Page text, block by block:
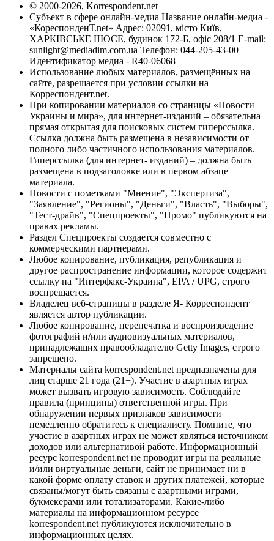
© 2000-2026, Korrespondent.net
Субъект в сфере онлайн-медиа Название онлайн-медиа -
«КореспонденТ.net» Адрес: 02091, місто Київ,
ХАРКІВСЬКЕ ШОСЕ, будинок 172-Б, офіс 208/1 E-mail:
sunlight@mediadim.com.ua Телефон: 044-205-43-00
Идентификатор медиа - R40-06068
Использование любых материалов, размещённых на
сайте, разрешается при условии ссылки на
Корреспондент.net.
При копировании материалов со страницы «Новости
Украины и мира», для интернет-изданий – обязательна
прямая открытая для поисковых систем гиперссылка.
Ссылка должна быть размещена в независимости от
полного либо частичного использования материалов.
Гиперссылка (для интернет- изданий) – должна быть
размещена в подзаголовке или в первом абзаце
материала.
Новости с пометками "Мнение", "Экспертиза",
"Заявление", "Регионы", "Деньги", "Власть", "Выборы",
"Тест-драйв", "Спецпроекты", "Промо" публикуются на
правах рекламы.
Раздел Спецпроекты создается совместно с
коммерческими партнерами.
Любое копирование, публикация, републикация и
другое распространение информации, которое содержит
ссылку на "Интерфакс-Украина", EPA / UPG, строго
воспрещается.
Владелец веб-страницы в разделе Я- Корреспондент
является автор публикации.
Любое копирование, перепечатка и воспроизведение
фотографий и/или аудиовизуальных материалов,
принадлежащих правообладателю Getty Images, строго
запрещено.
Материалы сайта korrespondent.net предназначены для
лиц старше 21 года (21+). Участие в азартных играх
может вызвать игровую зависимость. Соблюдайте
правила (принципы) ответственной игры. При
обнаружении первых признаков зависимости
немедленно обратитесь к специалисту. Помните, что
участие в азартных играх не может являться источником
доходов или альтернативой работе. Информационный
ресурс korrespondent.net не проводит игры на реальные
и/или виртуальные деньги, сайт не принимает ни в
какой форме оплату ставок и других платежей, которые
связаны/могут быть связаны с азартными играми,
букмекерами или тотализаторами. Какие-либо
материалы на информационном ресурсе
korrespondent.net публикуются исключительно в
информационных целях.